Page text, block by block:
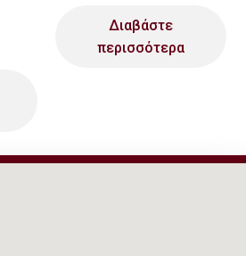
Διαβάστε
περισσότερα